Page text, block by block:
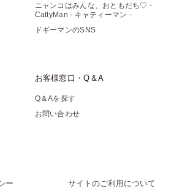
ニャンコはみんな、おともだち♡ -
CattyMan - キャティーマン -
ドギーマンのSNS
お客様窓口・Q＆A
Q＆Aを探す
お問い合わせ
ー サイトのご利用について